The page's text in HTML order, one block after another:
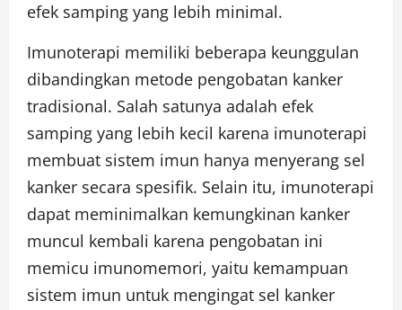
efek samping yang lebih minimal.
Imunoterapi memiliki beberapa keunggulan
dibandingkan metode pengobatan kanker
tradisional. Salah satunya adalah efek
samping yang lebih kecil karena imunoterapi
membuat sistem imun hanya menyerang sel
kanker secara spesifik. Selain itu, imunoterapi
dapat meminimalkan kemungkinan kanker
muncul kembali karena pengobatan ini
memicu imunomemori, yaitu kemampuan
sistem imun untuk mengingat sel kanker